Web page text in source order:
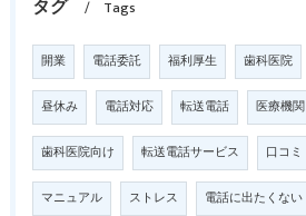
タグ Tags
開業 電話委託 福利厚生 歯科医院
昼休み 電話対応 転送電話 医療機関
歯科医院向け 転送電話サービス 口コミ
マニュアル ストレス 電話に出たくない